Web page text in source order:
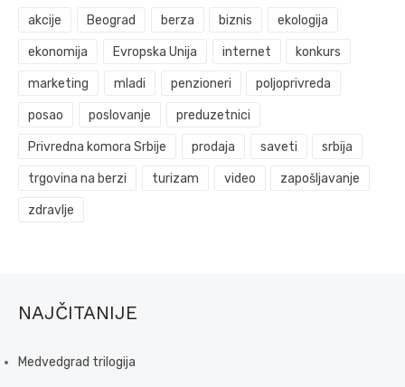
akcije Beograd berza biznis ekologija
ekonomija Evropska Unija internet konkurs
marketing mladi penzioneri poljoprivreda
posao poslovanje preduzetnici
Privredna komora Srbije prodaja saveti srbija
trgovina na berzi turizam video zapošljavanje
zdravlje
NAJČITANIJE
Medvedgrad trilogija